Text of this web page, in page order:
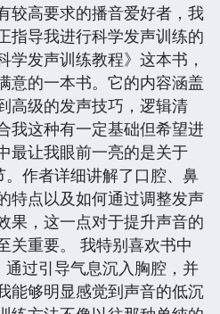
较高要求的播音爱好者，我
指导我进行科学发声训练的
学发声训练教程》这本书，
意的一本书。它的内容涵盖
高级的发声技巧，逻辑清
我这种有一定基础但希望进
最让我眼前一亮的是关于
。作者详细讲解了口腔、鼻
特点以及如何通过调整发声
果，这一点对于提升声音的
关重要。 我特别喜欢书中
通过引导气息沉入胸腔，并
能够明显感觉到声音的低沉